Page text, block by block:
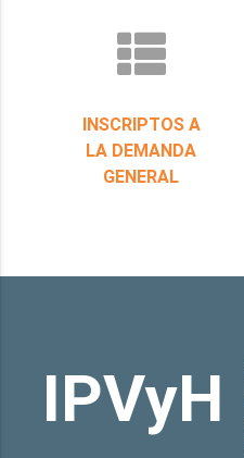
INSCRIPTOS A
LA DEMANDA
GENERAL
IPVyH